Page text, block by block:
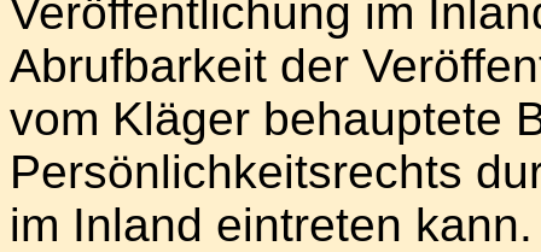
Veröffentlichung im
Abrufbarkeit der
vom Kläger behauptete
Persönlichkeitsrechts
im Inland eintreten kann.